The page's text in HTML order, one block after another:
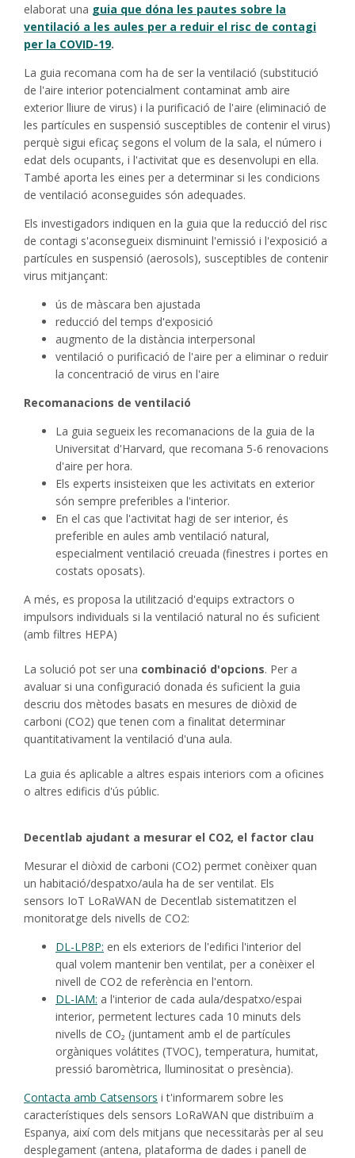
elaborat una guia que dóna les pautes sobre la
ventilació a les aules per a reduir el risc de contagi
per la COVID-19.
La guia recomana com ha de ser la ventilació (substitució
de l'aire interior potencialment contaminat amb aire
exterior lliure de virus) i la purificació de l'aire (eliminació de
les partícules en suspensió susceptibles de contenir el virus)
perquè sigui eficaç segons el volum de la sala, el número i
edat dels ocupants, i l'activitat que es desenvolupi en ella.
També aporta les eines per a determinar si les condicions
de ventilació aconseguides són adequades.
Els investigadors indiquen en la guia que la reducció del risc
de contagi s'aconsegueix disminuint l'emissió i l'exposició a
partícules en suspensió (aerosols), susceptibles de contenir
virus mitjançant:
ús de màscara ben ajustada
reducció del temps d'exposició
augmento de la distància interpersonal
ventilació o purificació de l'aire per a eliminar o reduir
la concentració de virus en l'aire
Recomanacions de ventilació
La guia segueix les recomanacions de la guia de la
Universitat d'Harvard, que recomana 5-6 renovacions
d'aire per hora.
Els experts insisteixen que les activitats en exterior
són sempre preferibles a l'interior.
En el cas que l'activitat hagi de ser interior, és
preferible en aules amb ventilació natural,
especialment ventilació creuada (finestres i portes en
costats oposats).
A més, es proposa la utilització d'equips extractors o
impulsors individuals si la ventilació natural no és suficient
(amb filtres HEPA)
La solució pot ser una combinació d'opcions. Per a
avaluar si una configuració donada és suficient la guia
descriu dos mètodes basats en mesures de diòxid de
carboni (CO2) que tenen com a finalitat determinar
quantitativament la ventilació d'una aula.
La guia és aplicable a altres espais interiors com a oficines
o altres edificis d'ús públic.
Decentlab ajudant a mesurar el CO2, el factor clau
Mesurar el diòxid de carboni (CO2) permet conèixer quan
un habitació/despatxo/aula ha de ser ventilat. Els
sensors IoT LoRaWAN de Decentlab sistematitzen el
monitoratge dels nivells de CO2:
DL-LP8P: en els exteriors de l'edifici l'interior del
qual volem mantenir ben ventilat, per a conèixer el
nivell de CO2 de referència en l'entorn.
DL-IAM: a l'interior de cada aula/despatxo/espai
interior, permetent lectures cada 10 minuts dels
nivells de CO₂ (juntament amb el de partícules
orgàniques volátites (TVOC), temperatura, humitat,
pressió baromètrica, lluminositat o presència).
Contacta amb Catsensors i t'informarem sobre les
característiques dels sensors LoRaWAN que distribuïm a
Espanya, així com dels mitjans que necessitaràs per al seu
desplegament (antena, plataforma de dades i panell de